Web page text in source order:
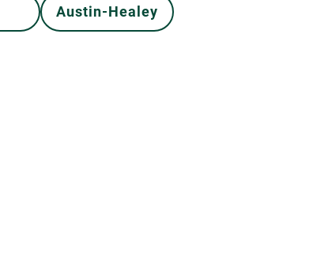
Austin-Healey